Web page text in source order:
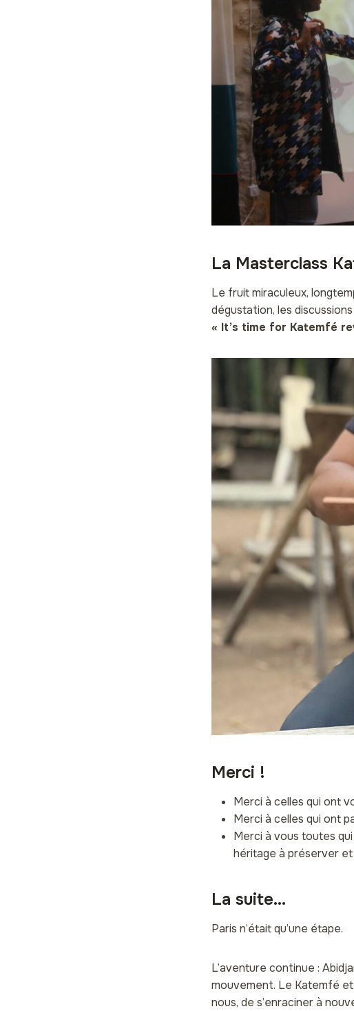
La Masterclass
Le fruit miraculeux,
dégustation, les
« It’s time for Katemfé
Merci !
Merci à celles qui ont
Merci à celles qui ont
Merci à vous toutes
héritage à préserver
La suite…
Paris n’était qu’une étape.
L’aventure continue :
mouvement. Le Katemfé
nous, de s’enraciner à